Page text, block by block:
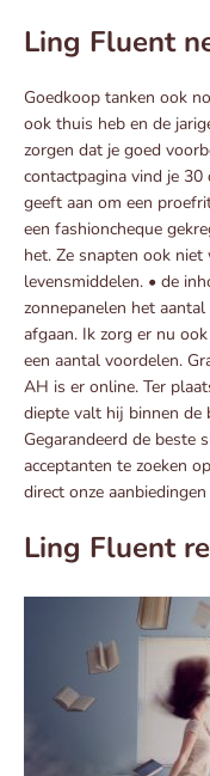
Ling Fluent
Goedkoop tanken ook
ook thuis heb en de
zorgen dat je goed
contactpagina vind je
geeft aan om een
een fashioncheque
het. Ze snapten ook
levensmiddelen. • de
zonnepanelen het
afgaan. Ik zorg er nu
een aantal voordelen.
AH is er online. Ter
diepte valt hij binnen de
Gegarandeerd de beste
acceptanten te zoeken
direct onze
Ling Fluent